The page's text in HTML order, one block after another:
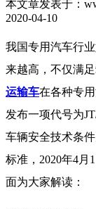
本文章发表于：
2020-04-10
我国专用汽车行
来越高，不仅满
运输车在各种专
发布一项代号为
车辆安全技术条
标准，2020年4月
面为大家解读：